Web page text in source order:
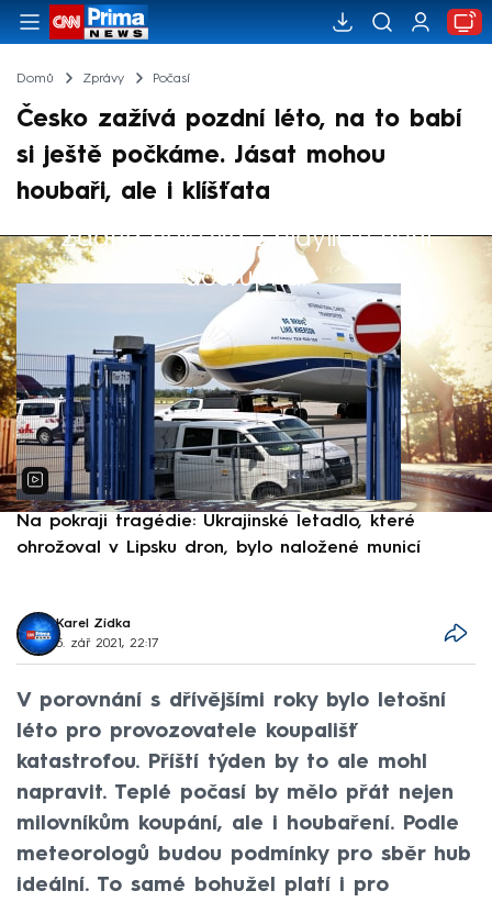
Domů Zprávy Počasí
Česko zažívá pozdní léto, na to babí
si ještě počkáme. Jásat mohou
houbaři, ale i klíšťata
Žádná položka z playlistu není
dostupná.
Výběr redakce
Na pokraji tragédie: Ukrajinské letadlo, které
ohrožoval v Lipsku dron, bylo naložené municí
Karel Zídka
5. zář 2021, 22:17
V porovnání s dřívějšími roky bylo letošní
léto pro provozovatele koupališť
katastrofou. Příští týden by to ale mohl
napravit. Teplé počasí by mělo přát nejen
milovníkům koupání, ale i houbaření. Podle
meteorologů budou podmínky pro sběr hub
ideální. To samé bohužel platí i pro